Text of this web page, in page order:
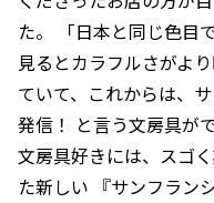
た。 「日本と同じ色目
見るとカラフルさがよ
ていて、これからは、
発信！ と言う文房具が
文房具好きには、スゴ
た新しい 『サンフラン